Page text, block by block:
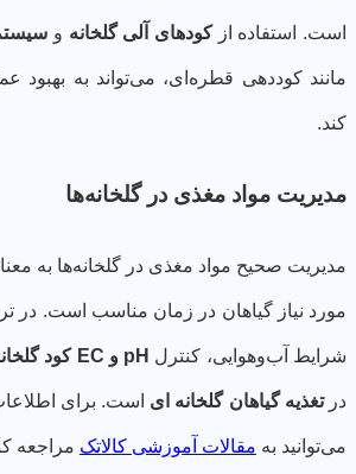
استفاده از کودهای آلی گلخانهوسیستم
کوددهی قطره‌ای، می‌تواند به بهبود
مواد مغذی در گلخانه‌ها
صحیح مواد مغذی در گلخانه‌ها به معنای
نیاز گیاهان در زمان مناسب است. در تربت
آب‌وهوایی، کنترل pH و EC کود گلخانه
تغذیه گیاهان گلخانه ای است. برای اطلاعات
به مقالات آموزشی کالاتکمراجعه کنید.